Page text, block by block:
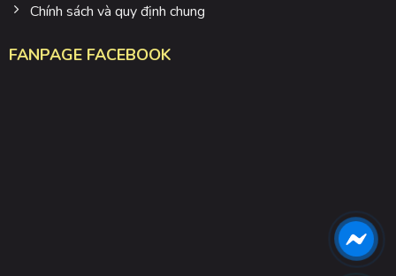
Chính sách và quy định chung
FANPAGE FACEBOOK